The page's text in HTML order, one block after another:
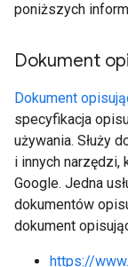
poniższych
Dokument
Dokument
specyfikacja
używania. Służy
i innych narzędzi,
Google. Jedna
dokumentów
dokument
https://